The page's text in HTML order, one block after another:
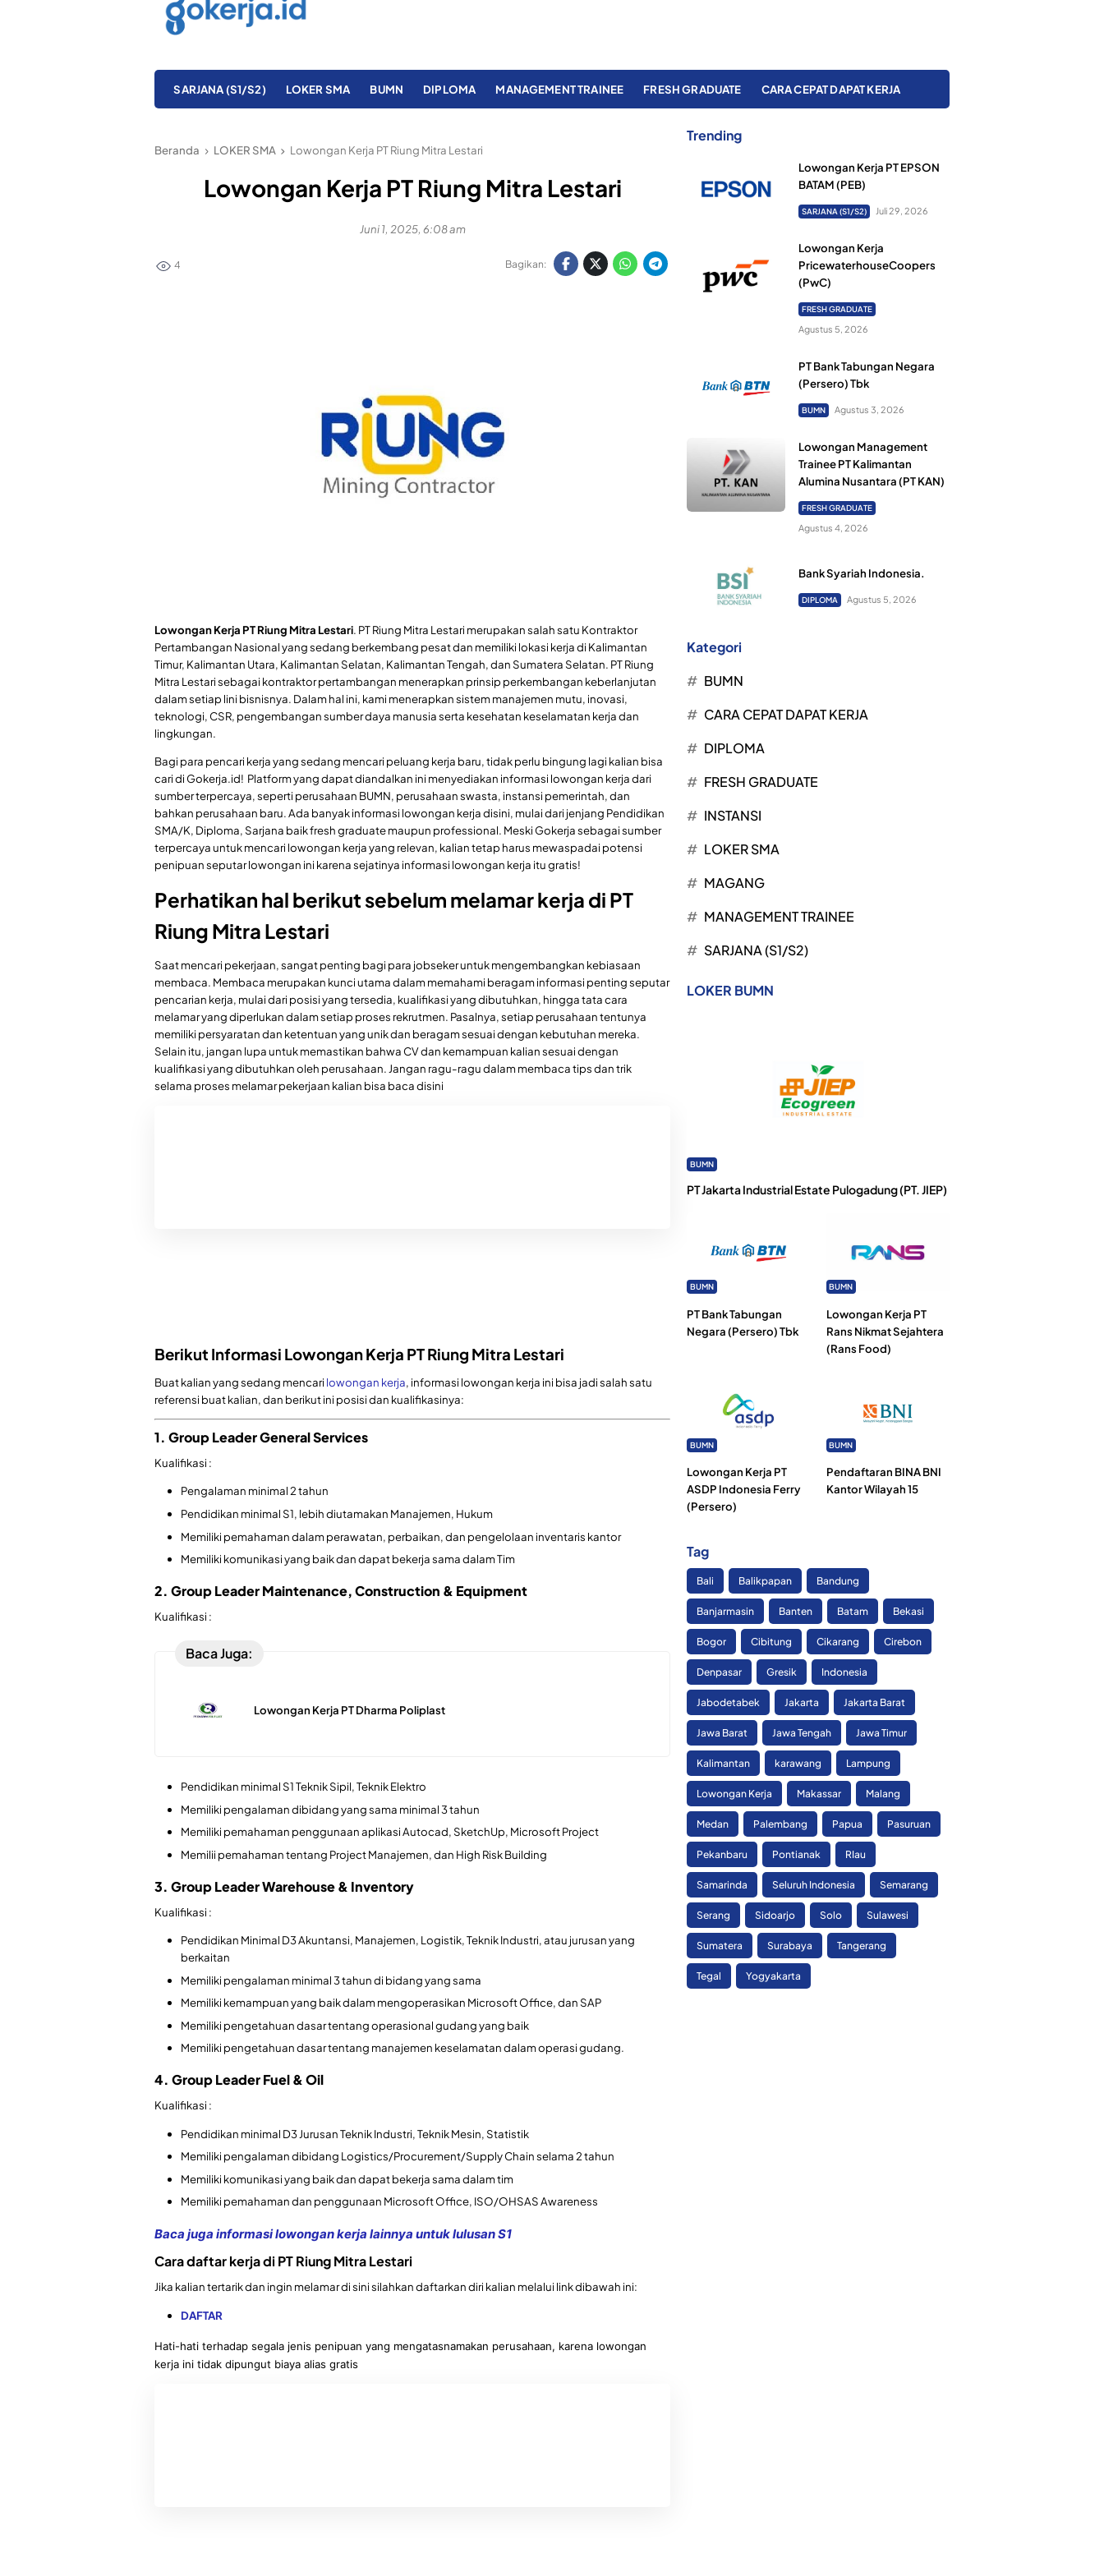
SARJANA (S1/S2) LOKER SMA BUMN DIPLOMA MANAGEMENT TRAINEE FRESH GRADUATE CARA CEPAT DAPAT KERJA
Beranda LOKER SMA Lowongan Kerja PT Riung Mitra Lestari
Lowongan Kerja PT Riung Mitra Lestari
Juni 1, 2025, 6:08 am
4 Bagikan:
Lowongan Kerja PT Riung Mitra Lestari. PT Riung Mitra Lestari merupakan salah satu Kontraktor
Pertambangan Nasional yang sedang berkembang pesat dan memiliki lokasi kerja di Kalimantan
Timur, Kalimantan Utara, Kalimantan Selatan, Kalimantan Tengah, dan Sumatera Selatan. PT Riung
Mitra Lestari sebagai kontraktor pertambangan menerapkan prinsip perkembangan keberlanjutan
dalam setiap lini bisnisnya. Dalam hal ini, kami menerapkan sistem manajemen mutu, inovasi,
teknologi, CSR, pengembangan sumber daya manusia serta kesehatan keselamatan kerja dan
lingkungan.
Bagi para pencari kerja yang sedang mencari peluang kerja baru, tidak perlu bingung lagi kalian bisa
cari di Gokerja.id! Platform yang dapat diandalkan ini menyediakan informasi lowongan kerja dari
sumber terpercaya, seperti perusahaan BUMN, perusahaan swasta, instansi pemerintah, dan
bahkan perusahaan baru. Ada banyak informasi lowongan kerja disini, mulai dari jenjang Pendidikan
SMA/K, Diploma, Sarjana baik fresh graduate maupun professional. Meski Gokerja sebagai sumber
terpercaya untuk mencari lowongan kerja yang relevan, kalian tetap harus mewaspadai potensi
penipuan seputar lowongan ini karena sejatinya informasi lowongan kerja itu gratis!
Perhatikan hal berikut sebelum melamar kerja di PT
Riung Mitra Lestari
Saat mencari pekerjaan, sangat penting bagi para jobseker untuk mengembangkan kebiasaan
membaca. Membaca merupakan kunci utama dalam memahami beragam informasi penting seputar
pencarian kerja, mulai dari posisi yang tersedia, kualifikasi yang dibutuhkan, hingga tata cara
melamar yang diperlukan dalam setiap proses rekrutmen. Pasalnya, setiap perusahaan tentunya
memiliki persyaratan dan ketentuan yang unik dan beragam sesuai dengan kebutuhan mereka.
Selain itu, jangan lupa untuk memastikan bahwa CV dan kemampuan kalian sesuai dengan
kualifikasi yang dibutuhkan oleh perusahaan. Jangan ragu-ragu dalam membaca tips dan trik
selama proses melamar pekerjaan kalian bisa baca disini
Berikut Informasi Lowongan Kerja PT Riung Mitra Lestari
Buat kalian yang sedang mencari lowongan kerja, informasi lowongan kerja ini bisa jadi salah satu
referensi buat kalian, dan berikut ini posisi dan kualifikasinya:
1. Group Leader General Services
Kualifikasi :
Pengalaman minimal 2 tahun
Pendidikan minimal S1, lebih diutamakan Manajemen, Hukum
Memiliki pemahaman dalam perawatan, perbaikan, dan pengelolaan inventaris kantor
Memiliki komunikasi yang baik dan dapat bekerja sama dalam Tim
2. Group Leader Maintenance, Construction & Equipment
Kualifikasi :
Baca Juga:
Lowongan Kerja PT Dharma Poliplast
Pendidikan minimal S1 Teknik Sipil, Teknik Elektro
Memiliki pengalaman dibidang yang sama minimal 3 tahun
Memiliki pemahaman penggunaan aplikasi Autocad, SketchUp, Microsoft Project
Memilii pemahaman tentang Project Manajemen, dan High Risk Building
3. Group Leader Warehouse & Inventory
Kualifikasi :
Pendidikan Minimal D3 Akuntansi, Manajemen, Logistik, Teknik Industri, atau jurusan yang
berkaitan
Memiliki pengalaman minimal 3 tahun di bidang yang sama
Memiliki kemampuan yang baik dalam mengoperasikan Microsoft Office, dan SAP
Memiliki pengetahuan dasar tentang operasional gudang yang baik
Memiliki pengetahuan dasar tentang manajemen keselamatan dalam operasi gudang.
4. Group Leader Fuel & Oil
Kualifikasi :
Pendidikan minimal D3 Jurusan Teknik Industri, Teknik Mesin, Statistik
Memiliki pengalaman dibidang Logistics/Procurement/Supply Chain selama 2 tahun
Memiliki komunikasi yang baik dan dapat bekerja sama dalam tim
Memiliki pemahaman dan penggunaan Microsoft Office, ISO/OHSAS Awareness
Baca juga informasi lowongan kerja lainnya untuk lulusan S1
Cara daftar kerja di PT Riung Mitra Lestari
Jika kalian tertarik dan ingin melamar di sini silahkan daftarkan diri kalian melalui link dibawah ini:
DAFTAR
Hati-hati terhadap segala jenis penipuan yang mengatasnamakan perusahaan, karena lowongan
kerja ini tidak dipungut biaya alias gratis
Trending
Lowongan Kerja PT EPSON
BATAM (PEB)
SARJANA (S1/S2) Juli 29, 2026
Lowongan Kerja
PricewaterhouseCoopers
(PwC)
FRESH GRADUATE
Agustus 5, 2026
PT Bank Tabungan Negara
(Persero) Tbk
BUMN Agustus 3, 2026
Lowongan Management
Trainee PT Kalimantan
Alumina Nusantara (PT KAN)
FRESH GRADUATE
Agustus 4, 2026
Bank Syariah Indonesia.
DIPLOMA Agustus 5, 2026
Kategori
BUMN
CARA CEPAT DAPAT KERJA
DIPLOMA
FRESH GRADUATE
INSTANSI
LOKER SMA
MAGANG
MANAGEMENT TRAINEE
SARJANA (S1/S2)
LOKER BUMN
BUMN
PT Jakarta Industrial Estate Pulogadung (PT. JIEP)
BUMN
PT Bank Tabungan
Negara (Persero) Tbk
BUMN
Lowongan Kerja PT
Rans Nikmat Sejahtera
(Rans Food)
BUMN
Lowongan Kerja PT
ASDP Indonesia Ferry
(Persero)
BUMN
Pendaftaran BINA BNI
Kantor Wilayah 15
Tag
Bali Balikpapan Bandung
Banjarmasin Banten Batam Bekasi
Bogor Cibitung Cikarang Cirebon
Denpasar Gresik Indonesia
Jabodetabek Jakarta Jakarta Barat
Jawa Barat Jawa Tengah Jawa Timur
Kalimantan karawang Lampung
Lowongan Kerja Makassar Malang
Medan Palembang Papua Pasuruan
Pekanbaru Pontianak RIau
Samarinda Seluruh Indonesia Semarang
Serang Sidoarjo Solo Sulawesi
Sumatera Surabaya Tangerang
Tegal Yogyakarta